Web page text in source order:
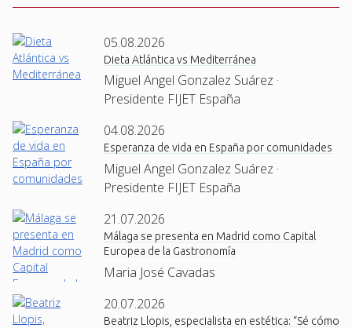
05.08.2026
Dieta Atlántica vs Mediterránea
Miguel Angel Gonzalez Suárez ·
Presidente FIJET España
04.08.2026
Esperanza de vida en España por comunidades
Miguel Angel Gonzalez Suárez ·
Presidente FIJET España
21.07.2026
Málaga se presenta en Madrid como Capital
Europea de la Gastronomía
Maria José Cavadas
20.07.2026
Beatriz Llopis, especialista en estética: “Sé cómo